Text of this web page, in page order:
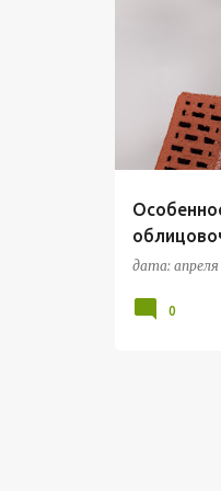
дата: апреля
0